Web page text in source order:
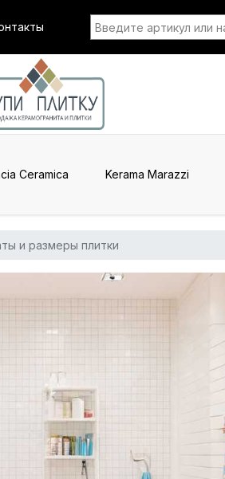
Ceramica Kerama Marazzi
и размеры плитки